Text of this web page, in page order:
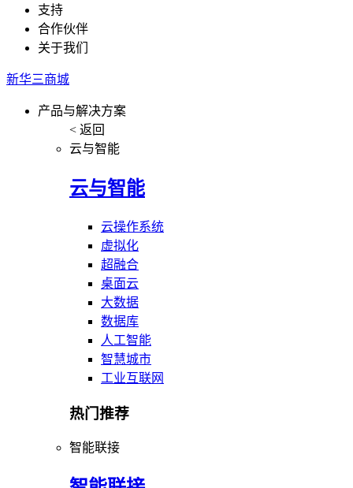
支持
合作伙伴
关于我们
新华三商城
产品与解决方案
< 返回
云与智能
云与智能
云操作系统
虚拟化
超融合
桌面云
大数据
数据库
人工智能
智慧城市
工业互联网
热门推荐
智能联接